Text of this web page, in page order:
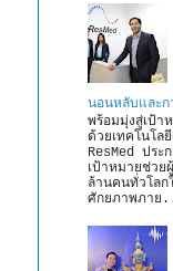
นอนหลับและก
พร้อมมุ่งสู่เป้า
ด้วยเทคโนโล
ResMed ประ
เป้าหมายช่ว
ล้านคนทั่วโลก
ศักยภาพภาย